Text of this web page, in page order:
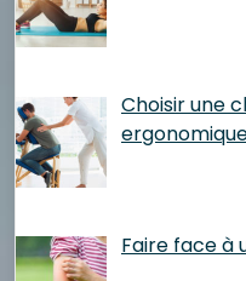
Choisir une
Faire face à